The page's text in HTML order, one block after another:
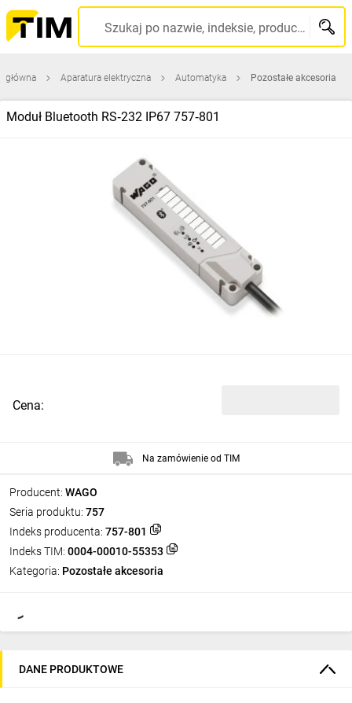
Szukaj po nazwie, indeksie, producencie, kodzie kreskowym...
główna Aparatura elektryczna Automatyka Pozostałe akcesoria
Moduł Bluetooth RS‑232 IP67 757‑801
Producent: WAGO
Seria produktu: 757
Indeks producenta: 757-801
Indeks TIM: 0004-00010-55353
Kategoria: Pozostałe akcesoria
Cena:
Na zamówienie od TIM
DANE PRODUKTOWE